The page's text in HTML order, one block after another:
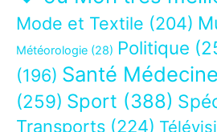
Mode et Textile (204)
Météorologie (28) Politique
(196) Santé Médecine
(259) Sport (388)
Transports (224)